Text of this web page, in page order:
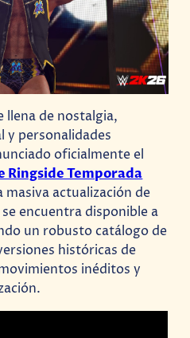
llena de nostalgia,
y personalidades
oficialmente el
Ringside Temporada
masiva actualización de
encuentra disponible a
un robusto catálogo de
históricas de
inéditos y